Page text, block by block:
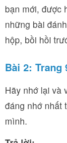
bạn mới, được
những bài
hộp, bồi hồi
Bài 2: Trang
Hãy nhớ lại và
đáng nhớ nhất
mình.